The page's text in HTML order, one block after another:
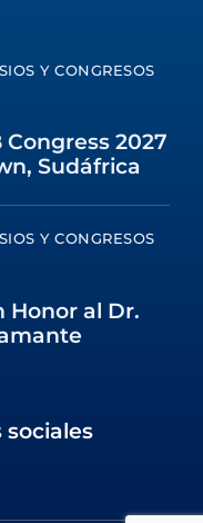
Y CONGRESOS
2027
Sudáfrica
Y CONGRESOS
Honor al Dr.
sociales